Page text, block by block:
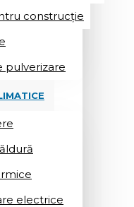
construcție
pulverizare
electrice